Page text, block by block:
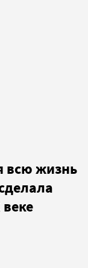
всю жизнь